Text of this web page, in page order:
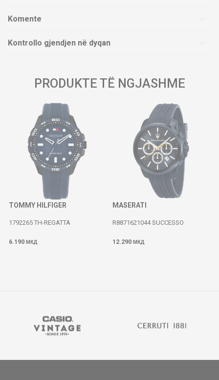
Komente
Kontrollo gjendjen në dyqan
PRODUKTE TË NGJASHME
TOMMY HILFIGER
1792265 TH-REGATTA
6.190 МКД
MASERATI
R8871621044 SUCCESSO
12.290 МКД